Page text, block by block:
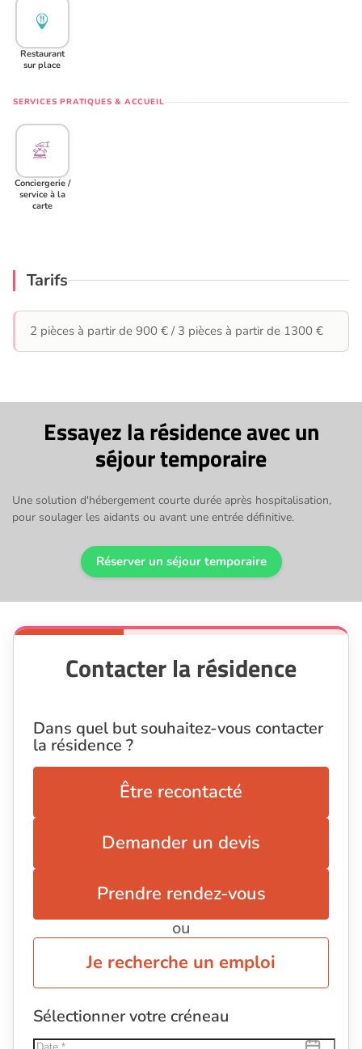
Restaurant
sur place
SERVICES PRATIQUES & ACCUEIL
Conciergerie /
service à la
carte
Tarifs
2 pièces à partir de 900 € / 3 pièces à partir de 1300 €
Essayez la résidence avec un
séjour temporaire
Une solution d'hébergement courte durée après hospitalisation,
pour soulager les aidants ou avant une entrée définitive.
Réserver un séjour temporaire
Contacter la résidence
Dans quel but souhaitez-vous contacter
la résidence ?
Être recontacté
Demander un devis
Prendre rendez-vous
ou
Je recherche un emploi
Sélectionner votre créneau